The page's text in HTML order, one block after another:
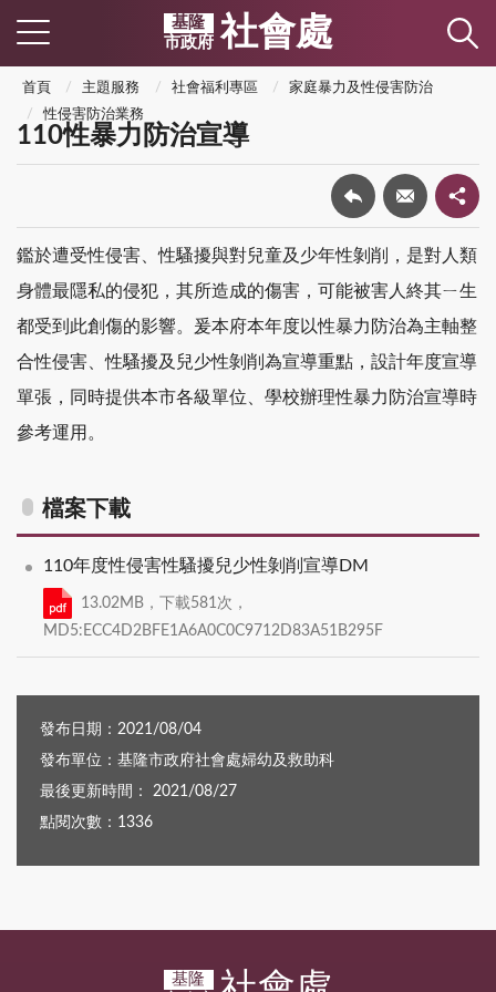
基隆
市政府 社會處
首頁 主題服務 社會福利專區
家庭暴力及性侵害防治
性侵害防治業務
110性暴力防治宣導
鑑於遭受性侵害、性騷擾與對兒童及少年性剝削，是對人類
身體最隱私的侵犯，其所造成的傷害，可能被害人終其ㄧ生
都受到此創傷的影響。爰本府本年度以性暴力防治為主軸整
合性侵害、性騷擾及兒少性剝削為宣導重點，設計年度宣導
單張，同時提供本市各級單位、學校辦理性暴力防治宣導時
參考運用。
檔案下載
110年度性侵害性騷擾兒少性剝削宣導DM
13.02MB，下載581次，
MD5:ECC4D2BFE1A6A0C0C9712D83A51B295F
發布日期：2021/08/04
發布單位：基隆市政府社會處婦幼及救助科
最後更新時間： 2021/08/27
點閱次數：1336
基隆